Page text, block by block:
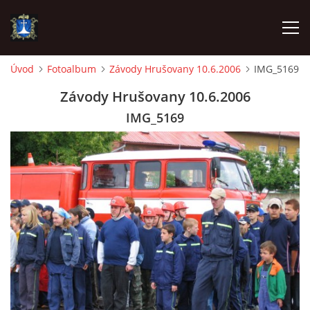
VÝJEZDY
INFORMACE JEDNOTKY »
TECHNIKA
OZNAČENÍ HASIČSKÉ TECHNIKY
Úvod Fotoalbum Závody Hrušovany 10.6.2006 IMG_5169
Závody Hrušovany 10.6.2006
IMG_5169